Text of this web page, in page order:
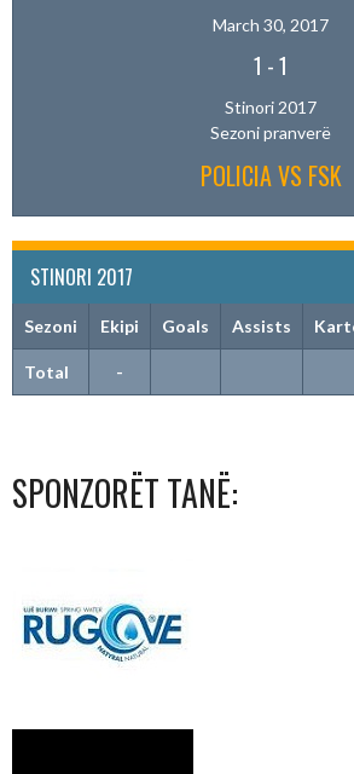
March 30, 2017
1 -1
Stinori 2017
Sezoni pranverë
POLICIA VS FSK
STINORI 2017
Sezoni Ekipi Goals Assists
Total -
SPONZORËT TANË: